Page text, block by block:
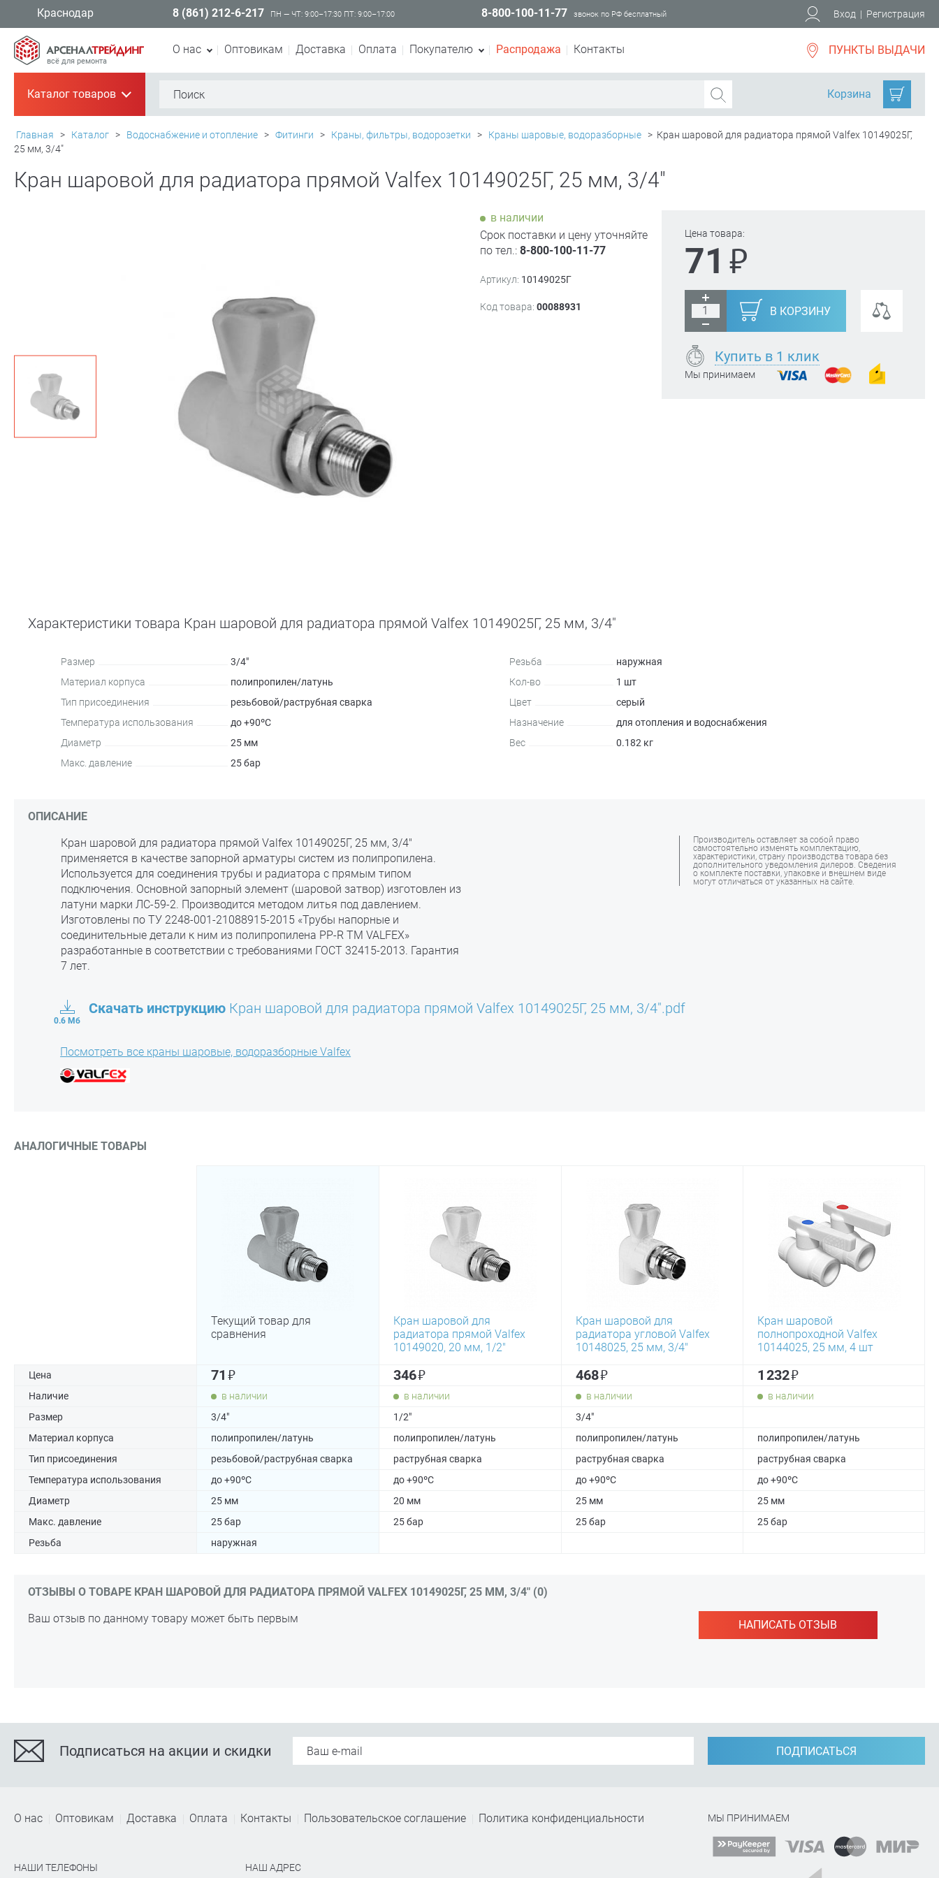
Краснодар 8 (861) 212-6-217 ПН — ЧТ: 9:00–17:30 ПТ: 9:00–17:00 8-800-100-11-77 звонок по РФ бесплатный Вход | Регистрация
всё для ремонта
О нас Оптовикам Доставка Оплата Покупателю Распродажа Контакты ПУНКТЫ ВЫДАЧИ
Каталог товаров+ Корзина
Главная > Каталог > Водоснабжение и отопление > Фитинги > Краны, фильтры, водорозетки > Краны шаровые, водоразборные > Кран шаровой для радиатора прямой Valfex 10149025Г,
25 мм, 3/4"
Кран шаровой для радиатора прямой Valfex 10149025Г, 25 мм, 3/4"
Цена товара:
71 ₽
В КОРЗИНУ
Купить в 1 клик
Мы принимаем
в наличии
Срок поставки и цену уточняйте
по тел.:8-800-100-11-77
Артикул: 10149025Г
Код товара: 00088931
Характеристики товара Кран шаровой для радиатора прямой Valfex 10149025Г, 25 мм, 3/4"
Размер
3/4"
Материал корпуса
полипропилен/латунь
Тип присоединения
резьбовой/раструбная сварка
Температура использования
до +90ºC
Диаметр
25 мм
Макс. давление
25 бар
Резьба
наружная
Кол-во
1 шт
Цвет
серый
Назначение
для отопления и водоснабжения
Вес
0.182 кг
ОПИСАНИЕ
Кран шаровой для радиатора прямой Valfex 10149025Г, 25 мм, 3/4"
применяется в качестве запорной арматуры систем из полипропилена.
Используется для соединения трубы и радиатора с прямым типом
подключения. Основной запорный элемент (шаровой затвор) изготовлен из
латуни марки ЛС-59-2. Производится методом литья под давлением.
Изготовлены по ТУ 2248-001-21088915-2015 «Трубы напорные и
соединительные детали к ним из полипропилена PP-R ТМ VALFEX»
разработанные в соответствии с требованиями ГОСТ 32415-2013. Гарантия
7 лет.
Производитель оставляет за собой право
самостоятельно изменять комплектацию,
характеристики, страну производства товара без
дополнительного уведомления дилеров. Сведения
о комплекте поставки, упаковке и внешнем виде
могут отличаться от указанных на сайте.
0.6 Мб
Скачать инструкцию Кран шаровой для радиатора прямой Valfex 10149025Г, 25 мм, 3/4".pdf
Посмотреть все краны шаровые, водоразборные Valfex
АНАЛОГИЧНЫЕ ТОВАРЫ
Текущий товар для
сравнения
Кран шаровой для
радиатора прямой Valfex
10149020, 20 мм, 1/2"
Кран шаровой для
радиатора угловой Valfex
10148025, 25 мм, 3/4"
Кран шаровой
полнопроходной Valfex
10144025, 25 мм, 4 шт
Цена 71 ₽ 346₽ 468₽ 1 232₽
Наличие в наличии в наличии в наличии
в наличии
Размер
3/4" 1/2"
3/4"
Материал корпуса
полипропилен/латунь полипропилен/латунь полипропилен/латунь
полипропилен/латунь
Тип присоединения
резьбовой/раструбная сварка раструбная сварка раструбная сварка
раструбная сварка
Температура использования
до +90ºC до +90ºC до +90ºC
до +90ºC
Диаметр
25 мм 20 мм 25 мм
25 мм
Макс. давление
25 бар 25 бар 25 бар
25 бар
Резьба
наружная
ОТЗЫВЫ О ТОВАРЕ КРАН ШАРОВОЙ ДЛЯ РАДИАТОРА ПРЯМОЙ VALFEX 10149025Г, 25 ММ, 3/4" (0)
НАПИСАТЬ ОТЗЫВ
Ваш отзыв по данному товару может быть первым
Подписаться на акции и скидки ПОДПИСАТЬСЯ
О нас Оптовикам Доставка Оплата Контакты Пользовательское соглашение Политика конфиденциальности
НАШИ ТЕЛЕФОНЫ НАШ АДРЕС
МЫ ПРИНИМАЕМ